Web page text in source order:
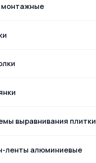
выравнивания плитки
ленты алюминиевые